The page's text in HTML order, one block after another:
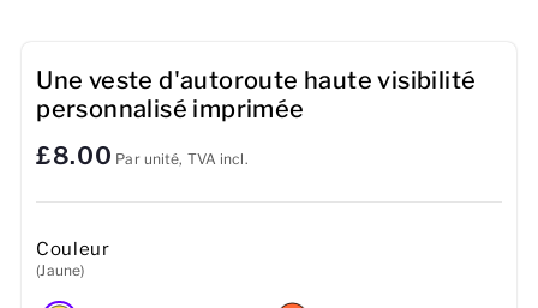
Tasses
Serviettes
Une veste d'autoroute haute visibilité
personnalisé imprimée
£8.00 Par unité, TVA incl.
Couleur
(Jaune)